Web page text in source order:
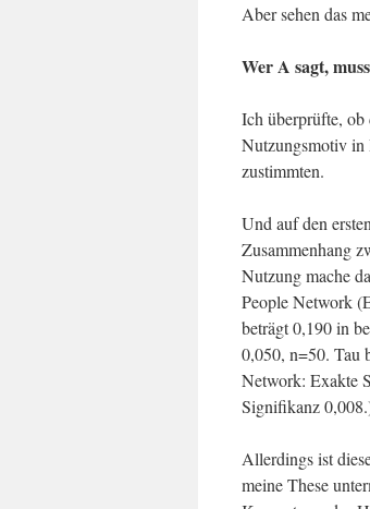
Aber sehen das
Wer A sagt,
Ich überprüfte, ob
Nutzungsmotiv in
zustimmten.
Und auf den
Zusammenhang
Nutzung mache
People Network
beträgt 0,190 in
0,050, n=50. Tau
Network: Exakte
Signifikanz
Allerdings ist
meine These